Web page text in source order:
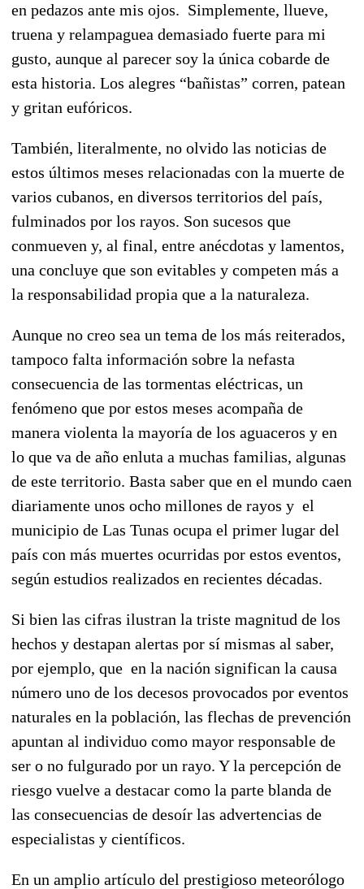
en pedazos ante mis ojos. Simplemente, llueve,
truena y relampaguea demasiado fuerte para mi
gusto, aunque al parecer soy la única cobarde de
esta historia. Los alegres “bañistas” corren, patean
y gritan eufóricos.
También, literalmente, no olvido las noticias de
estos últimos meses relacionadas con la muerte de
varios cubanos, en diversos territorios del país,
fulminados por los rayos. Son sucesos que
conmueven y, al final, entre anécdotas y lamentos,
una concluye que son evitables y competen más a
la responsabilidad propia que a la naturaleza.
Aunque no creo sea un tema de los más reiterados,
tampoco falta información sobre la nefasta
consecuencia de las tormentas eléctricas, un
fenómeno que por estos meses acompaña de
manera violenta la mayoría de los aguaceros y en
lo que va de año enluta a muchas familias, algunas
de este territorio. Basta saber que en el mundo caen
diariamente unos ocho millones de rayos y el
municipio de Las Tunas ocupa el primer lugar del
país con más muertes ocurridas por estos eventos,
según estudios realizados en recientes décadas.
Si bien las cifras ilustran la triste magnitud de los
hechos y destapan alertas por sí mismas al saber,
por ejemplo, que en la nación significan la causa
número uno de los decesos provocados por eventos
naturales en la población, las flechas de prevención
apuntan al individuo como mayor responsable de
ser o no fulgurado por un rayo. Y la percepción de
riesgo vuelve a destacar como la parte blanda de
las consecuencias de desoír las advertencias de
especialistas y científicos.
En un amplio artículo del prestigioso meteorólogo